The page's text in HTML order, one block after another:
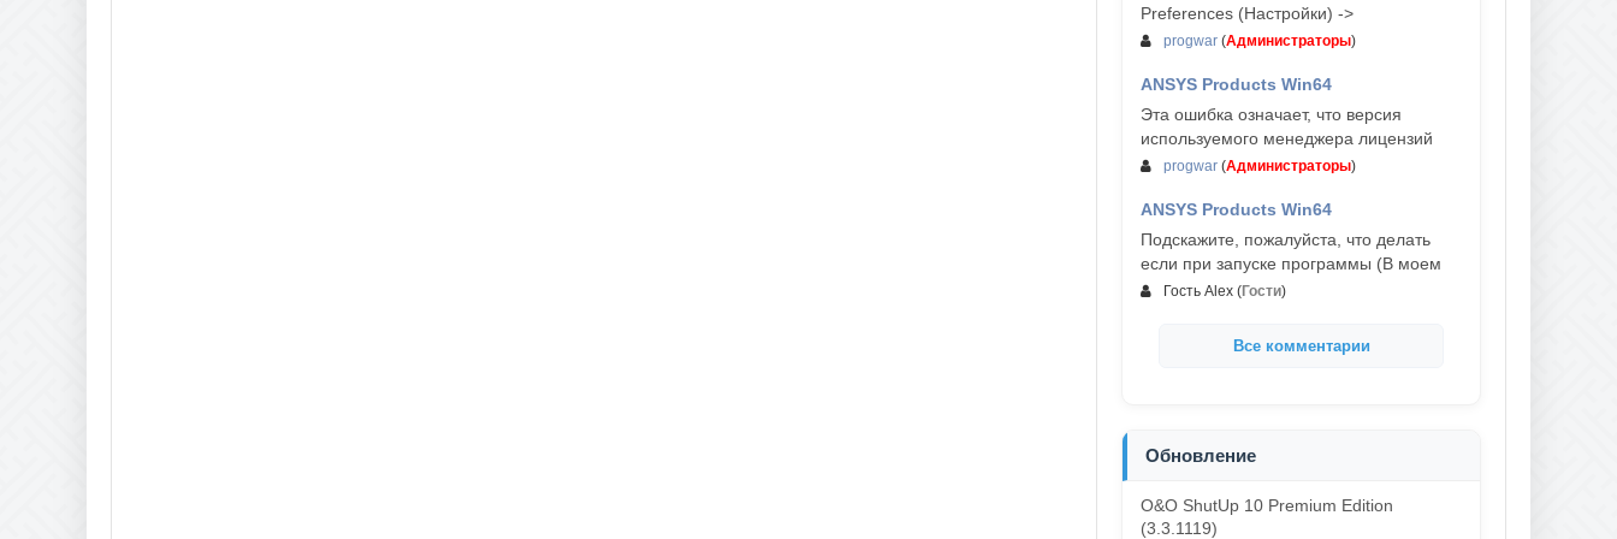
Preferences (Настройки) ->
progwar (Администраторы)
ANSYS Products Win64
Эта ошибка означает, что версия
используемого менеджера лицензий
progwar (Администраторы)
ANSYS Products Win64
Подскажите, пожалуйста, что делать
если при запуске программы (В моем
Гость Alex (Гости)
Все комментарии
Обновление
O&O ShutUp 10 Premium Edition
(3.3.1119)